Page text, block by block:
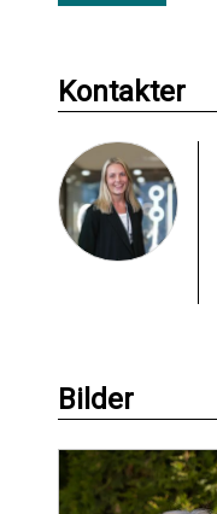
Kontakter
Bilder